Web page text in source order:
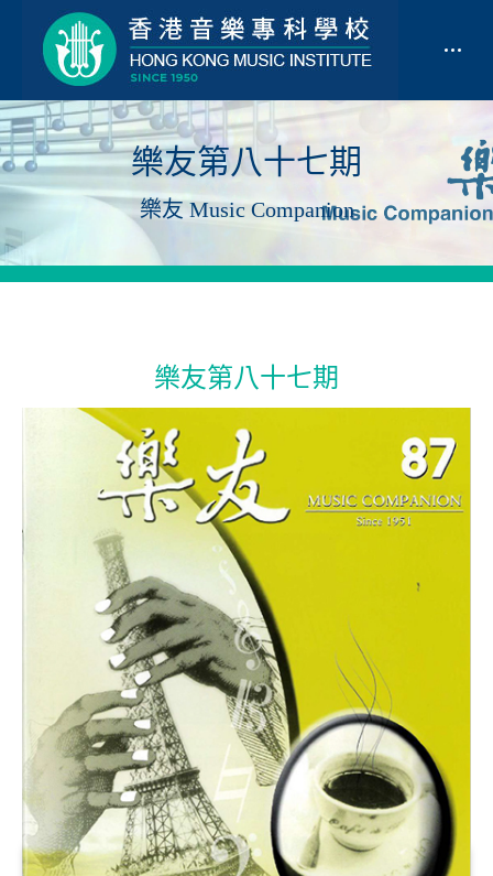
樂友第八十七期
樂友 Music Companion
樂友第八十七期